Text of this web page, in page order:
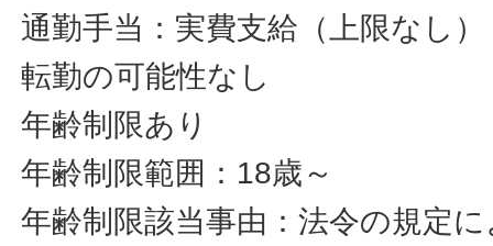
通勤手当：実費支給（上限なし）
転勤の可能性なし
年齢制限あり
年齢制限範囲：18歳～
年齢制限該当事由：法令の規定